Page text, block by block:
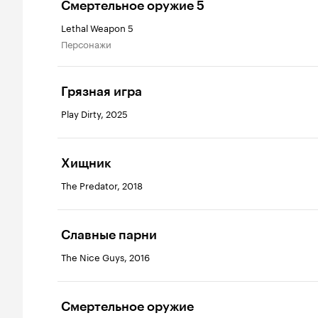
Смертельное оружие 5
Lethal Weapon 5
персонажи
Грязная игра
Play Dirty, 2025
Хищник
The Predator, 2018
Славные парни
The Nice Guys, 2016
Смертельное оружие